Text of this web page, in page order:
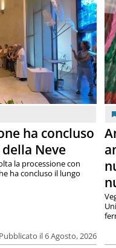
ha concluso
Neve
Pubblicato il 6 Agosto, 2026
la processione con
ha concluso il lungo